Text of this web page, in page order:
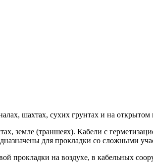
шахтах, сухих грунтах и на открытом
земле (траншеях). Кабели с
для прокладки со сложными
прокладки на воздухе, в кабельных